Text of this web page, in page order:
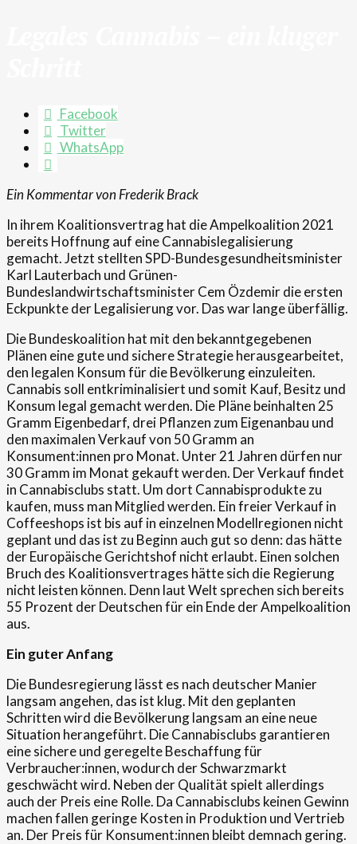
Facebook
Twitter
WhatsApp
Ein Kommentar von Frederik Brack
In ihrem Koalitionsvertrag hat die Ampelkoalition 2021
bereits Hoffnung auf eine Cannabislegalisierung
gemacht. Jetzt stellten SPD-Bundesgesundheitsminister
Karl Lauterbach und Grünen-
Bundeslandwirtschaftsminister Cem Özdemir die ersten
Eckpunkte der Legalisierung vor. Das war lange überfällig.
Die Bundeskoalition hat mit den bekanntgegebenen
Plänen eine gute und sichere Strategie herausgearbeitet,
den legalen Konsum für die Bevölkerung einzuleiten.
Cannabis soll entkriminalisiert und somit Kauf, Besitz und
Konsum legal gemacht werden. Die Pläne beinhalten 25
Gramm Eigenbedarf, drei Pflanzen zum Eigenanbau und
den maximalen Verkauf von 50 Gramm an
Konsument:innen pro Monat. Unter 21 Jahren dürfen nur
30 Gramm im Monat gekauft werden. Der Verkauf findet
in Cannabisclubs statt. Um dort Cannabisprodukte zu
kaufen, muss man Mitglied werden. Ein freier Verkauf in
Coffeeshops ist bis auf in einzelnen Modellregionen nicht
geplant und das ist zu Beginn auch gut so denn: das hätte
der Europäische Gerichtshof nicht erlaubt. Einen solchen
Bruch des Koalitionsvertrages hätte sich die Regierung
nicht leisten können. Denn laut Welt sprechen sich bereits
55 Prozent der Deutschen für ein Ende der Ampelkoalition
aus.
Ein guter Anfang
Die Bundesregierung lässt es nach deutscher Manier
langsam angehen, das ist klug. Mit den geplanten
Schritten wird die Bevölkerung langsam an eine neue
Situation herangeführt. Die Cannabisclubs garantieren
eine sichere und geregelte Beschaffung für
Verbraucher:innen, wodurch der Schwarzmarkt
geschwächt wird. Neben der Qualität spielt allerdings
auch der Preis eine Rolle. Da Cannabisclubs keinen Gewinn
machen fallen geringe Kosten in Produktion und Vertrieb
an. Der Preis für Konsument:innen bleibt demnach gering.